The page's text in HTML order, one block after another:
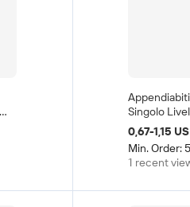
Singolo
Logo
Colore
per
Armadi e
0,67-1,15
Min. Order:
1 recent